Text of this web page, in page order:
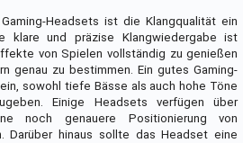
Headsets ist die Klangqualität ein
klare und präzise Klangwiedergabe ist
von Spielen vollständig zu genießen
genau zu bestimmen. Ein gutes Gaming-
sowohl tiefe Bässe als auch hohe Töne
Einige Headsets verfügen über
noch genauere Positionierung von
Darüber hinaus sollte das Headset eine